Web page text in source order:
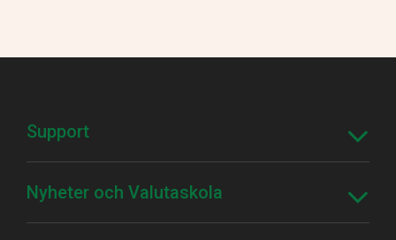
Support
Nyheter och Valutaskola